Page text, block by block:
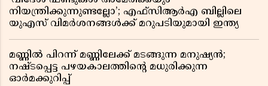
നിയന്ത്രിക്കുന്നുണ്ടല്ലോ’; എഫ്സിആർഎ ബില്ലിലെ
യുഎസ് വിമർശനങ്ങൾക്ക് മറുപടിയുമായി ഇന്ത്യ
മണ്ണിൽ പിറന്ന് മണ്ണിലേക്ക് മടങ്ങുന്ന മനുഷ്യൻ;
നഷ്ടപ്പെട്ട പഴയകാലത്തിൻ്റെ മധുരിക്കുന്ന
ഓർമക്കുറിപ്പ്